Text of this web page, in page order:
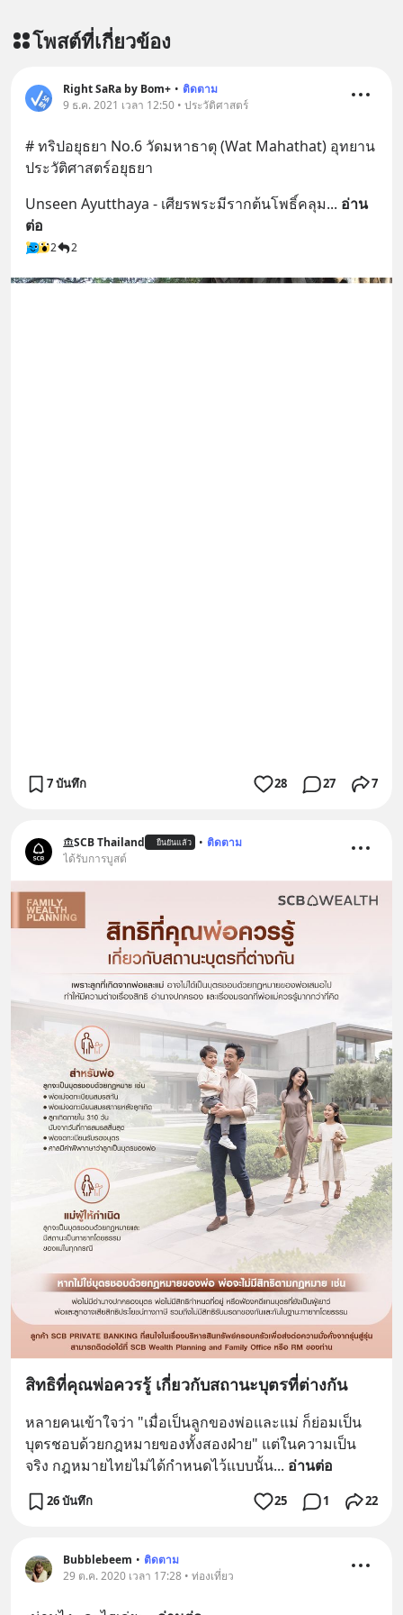
โพสต์ที่เกี่ยวข้อง
Right SaRa by Bom+ • ติดตาม
9 ธ.ค. 2021 เวลา 12:50 • ประวัติศาสตร์
# ทริปอยุธยา No.6 วัดมหาธาตุ (Wat Mahathat) อุทยาน
ประวัติศาสตร์อยุธยา
Unseen Ayutthaya - เศียรพระมีรากต้นโพธิ์คลุม... อ่าน
ต่อ
2 2
7 บันทึก 28 27 7
SCB Thailand ยืนยันแล้ว • ติดตาม
ได้รับการบูสต์
สิทธิที่คุณพ่อควรรู้ เกี่ยวกับสถานะบุตรที่ต่างกัน
หลายคนเข้าใจว่า "เมื่อเป็นลูกของพ่อและแม่ ก็ย่อมเป็น
บุตรชอบด้วยกฎหมายของทั้งสองฝ่าย" แต่ในความเป็น
จริง กฎหมายไทยไม่ได้กำหนดไว้แบบนั้น... อ่านต่อ
26 บันทึก 25 1 22
Bubblebeem • ติดตาม
29 ต.ค. 2020 เวลา 17:28 • ท่องเที่ยว